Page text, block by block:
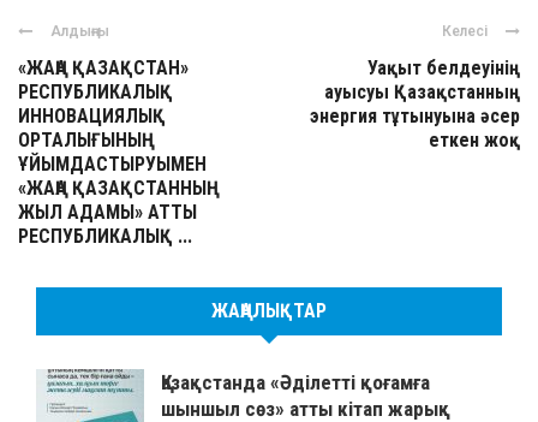
Алдыңғы
«ЖАҢА ҚАЗАҚСТАН»
РЕСПУБЛИКАЛЫҚ
ИННОВАЦИЯЛЫҚ
ОРТАЛЫҒЫНЫҢ
ҰЙЫМДАСТЫРУЫМЕН
«ЖАҢА ҚАЗАҚСТАННЫҢ
ЖЫЛ АДАМЫ» АТТЫ
РЕСПУБЛИКАЛЫҚ ...
Келесі
Уақыт белдеуінің
ауысуы Қазақстанның
энергия тұтынуына әсер
еткен жоқ
ЖАҢАЛЫҚТАР
Қазақстанда «Әділетті қоғамға
шыншыл сөз» атты кітап жарық